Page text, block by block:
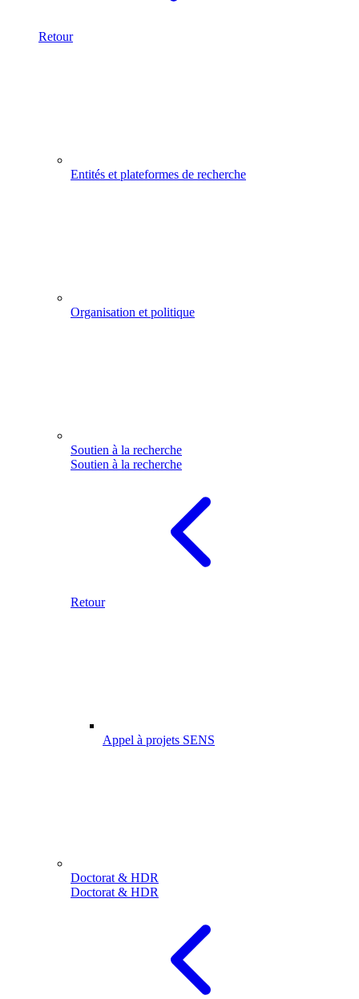
Retour
Entités et plateformes de recherche
Organisation et politique
Soutien à la recherche
Soutien à la recherche
Retour
Appel à projets SENS
Doctorat & HDR
Doctorat & HDR